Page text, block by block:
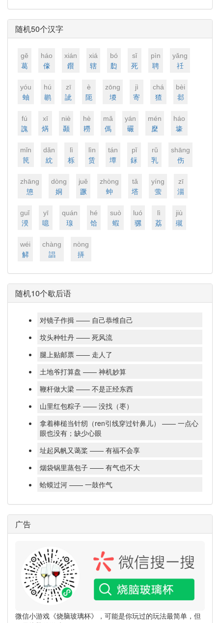
随机50个汉字
ɡě
葛
háo
儫
xián
鑦
xiá
辖
bó
瓝
sǐ
死
pìn
聘
yǎnɡ
祍
yóu
蚰
hú
鹕
zī
訿
è
阨
zōnɡ
堫
jì
寄
chá
猹
bèi
邶
fú
謉
xī
焫
niè
颞
hè
耮
mǎ
傌
yán
礹
mén
穈
háo
壕
mǐn
笢
dǎn
紞
lì
栎
lìn
赁
tán
墰
pǐ
銢
rǔ
乳
shānɡ
伤
zhānɡ
憄
dònɡ
姛
juě
蹶
zhònɡ
蚛
tǎ
塔
yínɡ
萤
zī
淄
ɡuǐ
湀
yī
噫
quán
瑔
hé
饸
suò
蝦
luó
骡
lì
荔
jiù
殧
wéi
觲
chànɡ
誯
nònɡ
挵
随机10个歇后语
对镜子作揖 —— 自己恭维自己
坟头种牡丹 —— 死风流
腿上贴邮票 —— 走人了
土地爷打算盘 —— 神机妙算
鞭杆做大梁 —— 不是正经东西
山里红包粽子 —— 没找（枣）
拿着棒槌当针纫（ren引线穿过针鼻儿） —— 一点心
眼也没有；缺少心眼
址起风帆又蔼桨 —— 有福不会享
烟袋锅里蒸包子 —— 有气也不大
蛤蟆过河 —— 一鼓作气
广告
微信小游戏《烧脑玻璃杯》，可能是你玩过的玩法最简单，但